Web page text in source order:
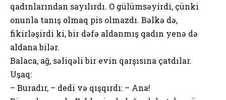
qadınlarından sayılırdı. O gülümsəyirdi, çünki
onunla tanış olmaq pis olmazdı. Bəlkə də,
fikirləşirdi ki, bir dəfə aldanmış qadın yenə də
aldana bilər.
Balaca, ağ, səliqəli bir evin qarşısına çatdılar.
Uşaq:
– Buradır, – dedi və qışqırdı: – Ana!